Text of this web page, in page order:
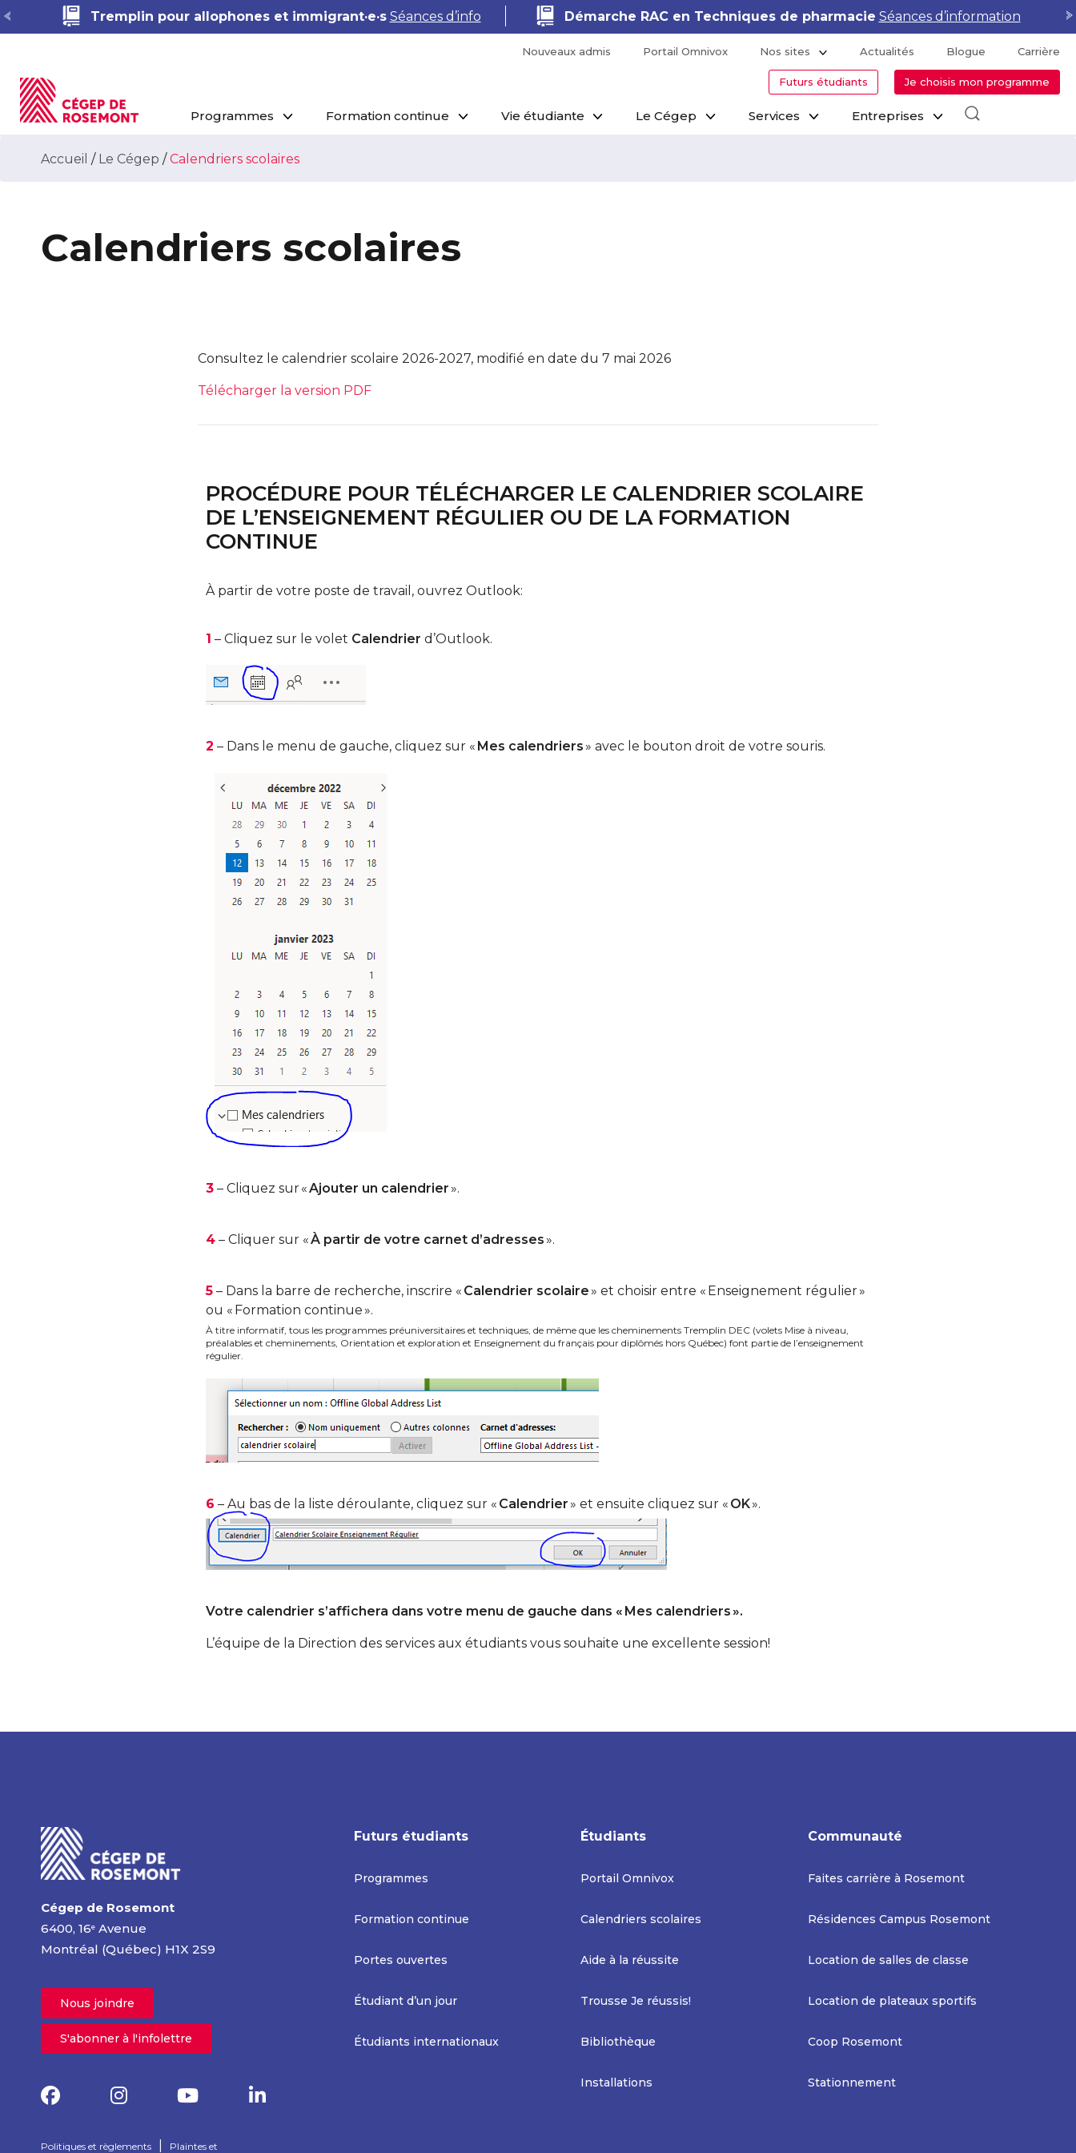
Tremplin pour allophones et immigrant·e·s Séances d’info Démarche RAC en Techniques de pharmacie Séances d’information
Nouveaux admis Portail Omnivox Nos sites Actualités Blogue Carrière
Futurs étudiants Je choisis mon programme
Programmes Formation continue Vie étudiante Le Cégep Services Entreprises
Accueil / Le Cégep /Calendriers scolaires
Calendriers scolaires
Consultez le calendrier scolaire 2026-2027, modifié en date du 7 mai 2026
Télécharger la version PDF
PROCÉDURE POUR TÉLÉCHARGER LE CALENDRIER SCOLAIRE
DE L’ENSEIGNEMENT RÉGULIER OU DE LA FORMATION
CONTINUE
À partir de votre poste de travail, ouvrez Outlook:
1 – Cliquez sur le volet Calendrier d’Outlook.
2 – Dans le menu de gauche, cliquez sur « Mes calendriers » avec le bouton droit de votre souris.
3– Cliquez sur «Ajouter un calendrier ».
4– Cliquer sur «À partir de votre carnet d’adresses ».
5– Dans la barre de recherche, inscrire « Calendrier scolaire » et choisir entre « Enseignement régulier »
ou « Formation continue ».
À titre informatif, tous les programmes préuniversitaires et techniques, de même que les cheminements Tremplin DEC (volets Mise à niveau,
préalables et cheminements, Orientation et exploration et Enseignement du français pour diplômés hors Québec) font partie de l’enseignement
régulier.
6 – Au bas de la liste déroulante, cliquez sur « Calendrier » et ensuite cliquez sur « OK».
Votre calendrier s’affichera dans votre menu de gauche dans « Mes calendriers ».
L’équipe de la Direction des services aux étudiants vous souhaite une excellente session!
Cégep de Rosemont
6400, 16e Avenue
Montréal (Québec) H1X 2S9
Nous joindre
S'abonner à l'infolettre
Politiques et règlements Plaintes et
Futurs étudiants
Programmes
Formation continue
Portes ouvertes
Étudiant d’un jour
Étudiants internationaux
Étudiants
Portail Omnivox
Calendriers scolaires
Aide à la réussite
Trousse Je réussis!
Bibliothèque
Installations
Communauté
Faites carrière à Rosemont
Résidences Campus Rosemont
Location de salles de classe
Location de plateaux sportifs
Coop Rosemont
Stationnement